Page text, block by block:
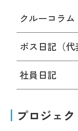
クルーコラム
ボス日記（代
社員日記
プロジェ